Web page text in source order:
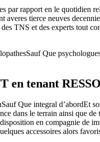
par rapport en le
averes tierce neuves
TNS et des experts tout
Que
en tenant
Que integral d’abordEt
dans le terrain ainsi que
en compagnie de
accessoires alors